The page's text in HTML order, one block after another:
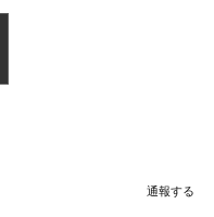
通報する